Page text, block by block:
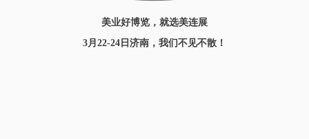
美业好博览，就选美连展
3月22-24日济南，我们不见不散！